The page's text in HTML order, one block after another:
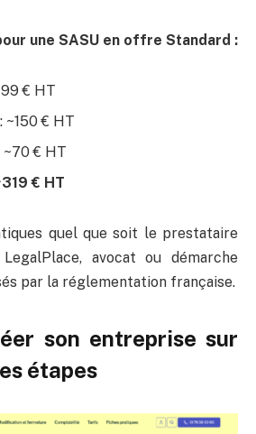
une SASU en offre Standard :
€ HT
~150 € HT
€ HT
€ HT
quel que soit le prestataire
avocat ou démarche
par la réglementation française.
son entreprise sur
étapes